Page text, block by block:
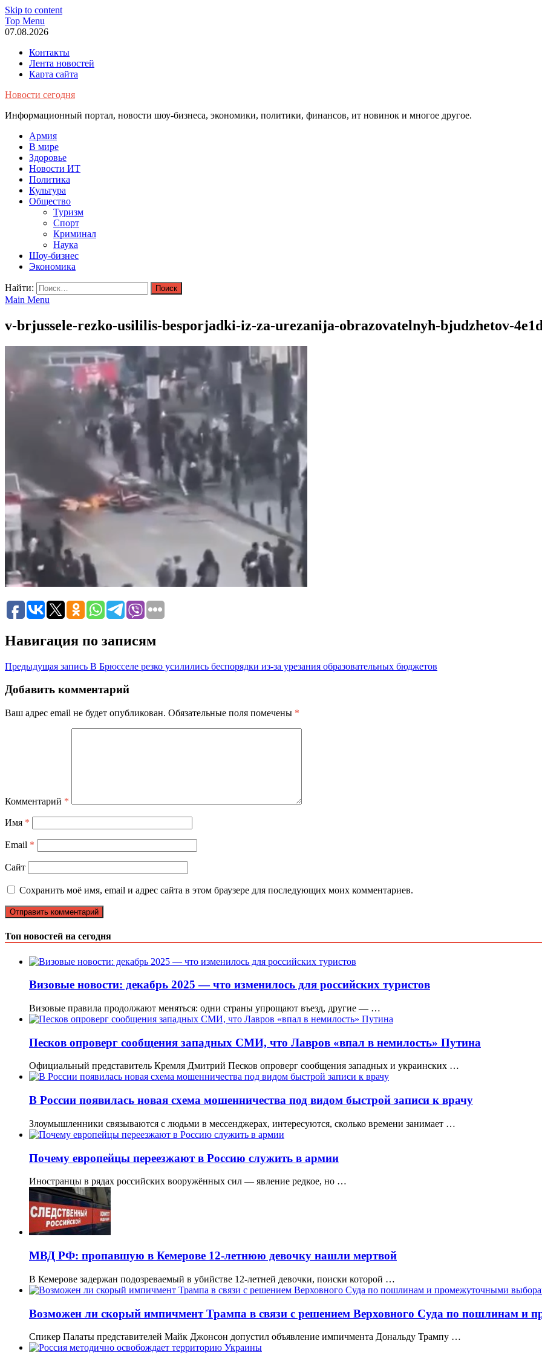
Skip to content
Top Menu
07.08.2026
Контакты
Лента новостей
Карта сайта
Новости сегодня
Информационный портал, новости шоу-бизнеса, экономики, политики, финансов, ит новинок и многое другое.
Армия
В мире
Здоровье
Новости ИТ
Политика
Культура
Общество
Туризм
Спорт
Криминал
Наука
Шоу-бизнес
Экономика
Найти:
Main Menu
v-brjussele-rezko-usililis-besporjadki-iz-za-urezanija-obrazovatelnyh-bjudzhetov-
Навигация по записям
Предыдущая запись В Брюсселе резко усилились беспорядки из-за урезания образовательных бюджетов
Добавить комментарий
Ваш адрес email не будет опубликован. Обязательные поля помечены *
Комментарий *
Имя *
Email *
Сайт
Сохранить моё имя, email и адрес сайта в этом браузере для последующих моих комментариев.
Топ новостей на сегодня
Визовые новости: декабрь 2025 — что изменилось для российских туристов
Визовые правила продолжают меняться: одни страны упрощают въезд, другие — …
Песков опроверг сообщения западных СМИ, что Лавров «впал в немилость» Путина
Официальный представитель Кремля Дмитрий Песков опроверг сообщения западных и украинских …
В России появилась новая схема мошенничества под видом быстрой записи к врачу
Злоумышленники связываются с людьми в мессенджерах, интересуются, сколько времени занимает …
Почему европейцы переезжают в Россию служить в армии
Иностранцы в рядах российских вооружённых сил — явление редкое, но …
МВД РФ: пропавшую в Кемерове 12-летнюю девочку нашли мертвой
В Кемерове задержан подозреваемый в убийстве 12-летней девочки, поиски которой …
Возможен ли скорый импичмент Трампа в связи с решением Верховного Суда по пошлинам и
Спикер Палаты представителей Майк Джонсон допустил объявление импичмента Дональду Трампу …